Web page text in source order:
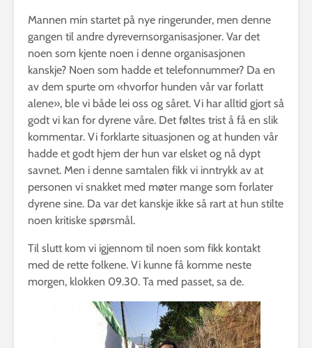
Mannen min startet på nye ringerunder, men denne
gangen til andre dyrevernsorganisasjoner. Var det
noen som kjente noen i denne organisasjonen
kanskje? Noen som hadde et telefonnummer? Da en
av dem spurte om «hvorfor hunden vår var forlatt
alene», ble vi både lei oss og såret. Vi har alltid gjort så
godt vi kan for dyrene våre. Det føltes trist å få en slik
kommentar. Vi forklarte situasjonen og at hunden vår
hadde et godt hjem der hun var elsket og nå dypt
savnet. Men i denne samtalen fikk vi inntrykk av at
personen vi snakket med møter mange som forlater
dyrene sine. Da var det kanskje ikke så rart at hun stilte
noen kritiske spørsmål.
Til slutt kom vi igjennom til noen som fikk kontakt
med de rette folkene. Vi kunne få komme neste
morgen, klokken 09.30. Ta med passet, sa de.